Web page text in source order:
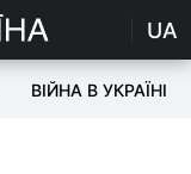
UA
ВІЙНА В УКРАЇНІ